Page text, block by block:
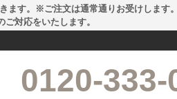
ます。※ご注文は通常通りお受けします。
対応をいたします。
0120-333-